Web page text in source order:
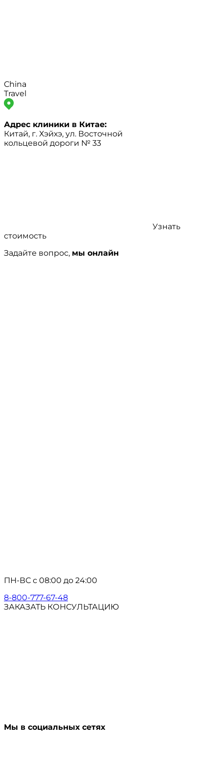
China
Travel
Адрес клиники в Китае:
Китай, г. Хэйхэ, ул. Восточной
кольцевой дороги № 33
Узнать
стоимость
Задайте вопрос, мы онлайн
ПН-ВС с 08:00 до 24:00
8-800-777-67-48
ЗАКАЗАТЬ КОНСУЛЬТАЦИЮ
Мы в социальных сетях